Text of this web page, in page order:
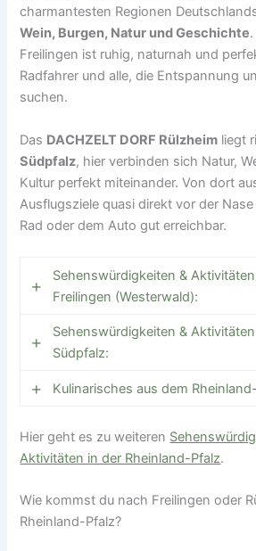
charmantesten Regionen
Wein, Burgen, Natur und Geschichte
Freilingen ist ruhig, naturnah und
Radfahrer und alle, die Entspannung
suchen.
Das DACHZELT DORF Rülzheim liegt
Südpfalz, hier verbinden sich Natur,
Kultur perfekt miteinander. Von dort
Ausflugsziele quasi direkt vor der
Rad oder dem Auto gut erreichbar.
Sehenswürdigkeiten &
Freilingen (Westerwald):
Postweiher/ Westerwälder
Strand, Angelmöglichkeiten &
ideal für Familien und
Wanderparadies: Teil der
mehreren Seen (Postweiher,
Dreifelder Weiher usw.), viele
Sehenswürdigkeiten &
Südpfalz:
Spazierwegen, Spielplatz,
Beachvolleyball &
Historischer Dampfnudel-
Kulinarisches aus dem
Hier darf ein Flammkuchen oder
Saumagen-Spezialität nicht fehlen.
regionalen Weine.
Hier geht es zu weiteren
Aktivitäten in der Rheinland-Pfalz.
Wie kommst du nach Freilingen oder
Rheinland-Pfalz?